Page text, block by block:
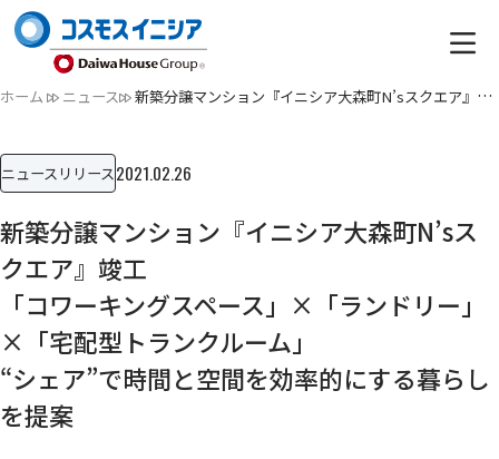
ホーム ニュース 新築分譲マンション『イニシア大森町N’sスクエア』竣工「コワー…
ニュースリリース2021.02.26
新築分譲マンション『イニシア大森町N’sス
クエア』竣工
「コワーキングスペース」×「ランドリー」
×「宅配型トランクルーム」
“シェア”で時間と空間を効率的にする暮らし
を提案